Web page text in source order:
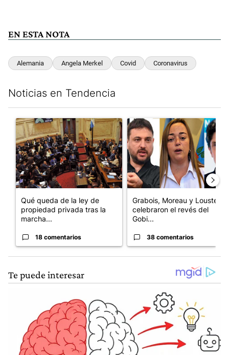
EN ESTA NOTA
Alemania Angela Merkel Covid Coronavirus
Noticias en Tendencia
Un artículo de tendencia con el título "Qué queda de la ley de
Qué queda de la ley de
propiedad privada tras la
marcha...
18 comentarios
Un artículo de tendencia con
Grabois, Moreau y Lousteau
celebraron el revés del
Gobi...
38 comentarios